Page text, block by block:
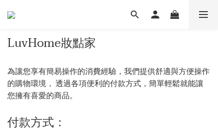
LuvHome妝點家
為讓您享有簡易操作的消費經驗，我們提供舒適與方便操作
的購物環境， 透過各項便利的付款方式，簡單輕鬆就能讓
您擁有喜愛的商品。
付款方式：